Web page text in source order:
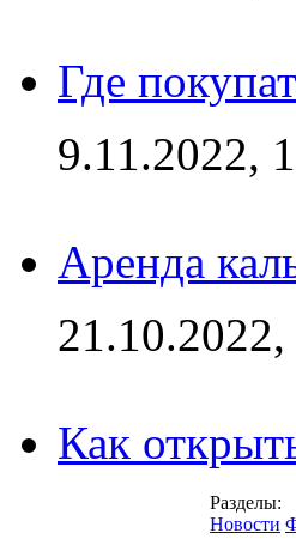
Где
9.11.2022,
Аренда
Как
Разделы:
Новости